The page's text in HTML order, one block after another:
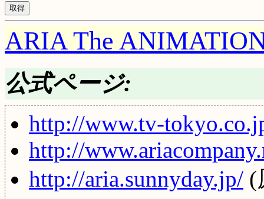
ARIA The
公式ページ:
http://www.tv-
http://
http://aria.sunnyday.jp/ (